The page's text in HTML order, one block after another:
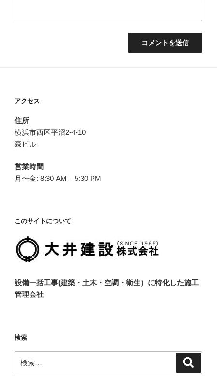
アクセス
住所
横浜市西区平沼2-4-10
森ビル
営業時間
月〜金: 8:30 AM – 5:30 PM
このサイトについて
設備一括工事(建築・土木・空調・衛生）に特化した施工
管理会社
検索
索: